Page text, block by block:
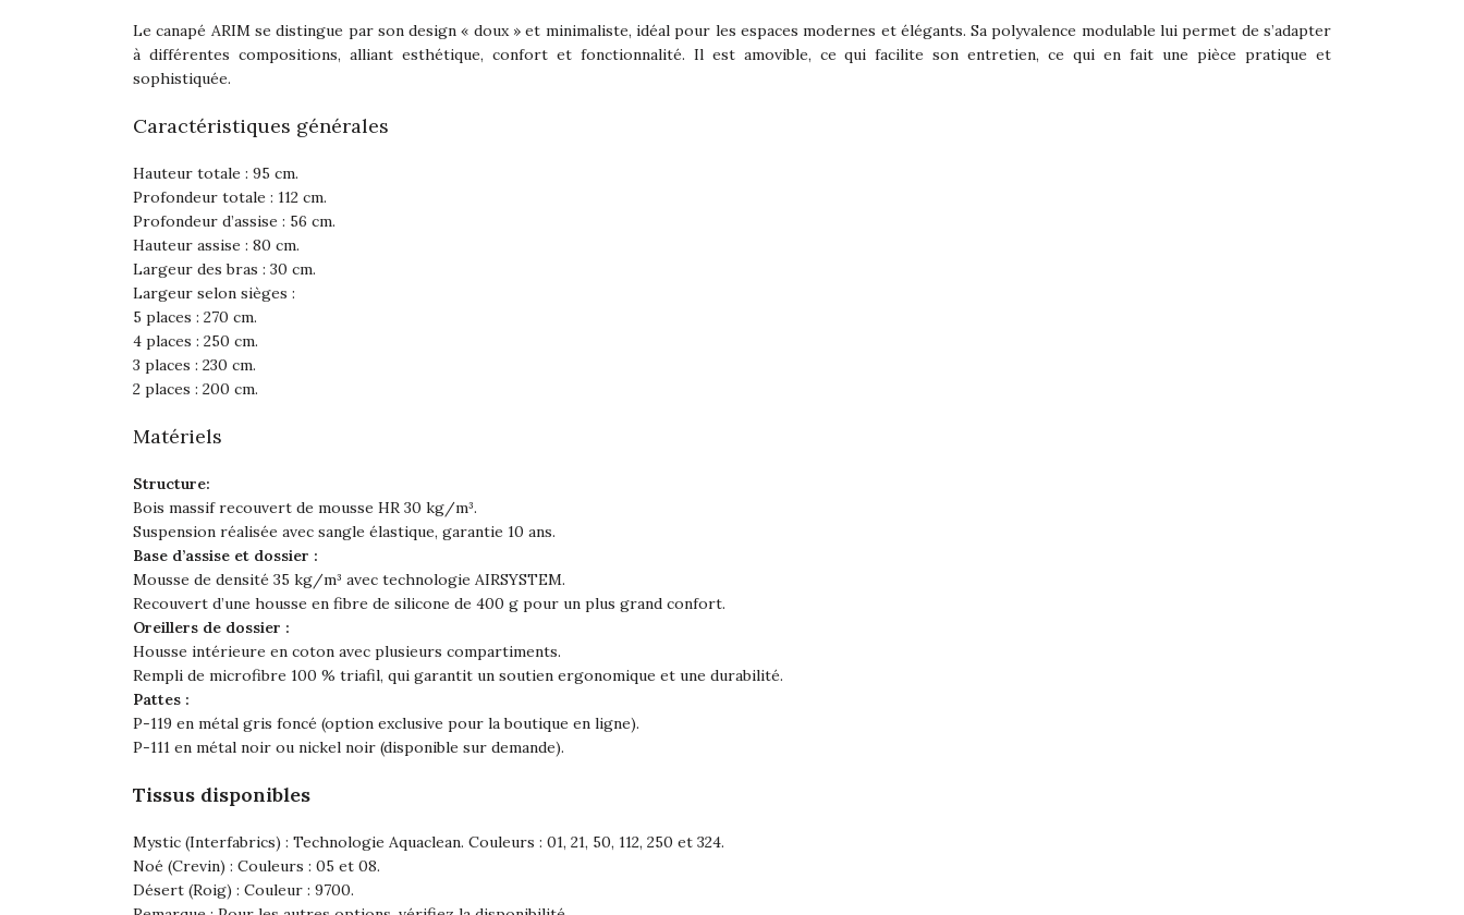
Le canapé ARIM se distingue par son design « doux » et minimaliste, idéal pour les espaces modernes et élégants. Sa polyvalence modulable lui permet de s’adapter
à différentes compositions, alliant esthétique, confort et fonctionnalité. Il est amovible, ce qui facilite son entretien, ce qui en fait une pièce pratique et
sophistiquée.
Caractéristiques générales
Hauteur totale : 95 cm.
Profondeur totale : 112 cm.
Profondeur d’assise : 56 cm.
Hauteur assise : 80 cm.
Largeur des bras : 30 cm.
Largeur selon sièges :
5 places : 270 cm.
4 places : 250 cm.
3 places : 230 cm.
2 places : 200 cm.
Matériels
Structure:
Bois massif recouvert de mousse HR 30 kg/m³.
Suspension réalisée avec sangle élastique, garantie 10 ans.
Base d’assise et dossier :
Mousse de densité 35 kg/m³ avec technologie AIRSYSTEM.
Recouvert d’une housse en fibre de silicone de 400 g pour un plus grand confort.
Oreillers de dossier :
Housse intérieure en coton avec plusieurs compartiments.
Rempli de microfibre 100 % triafil, qui garantit un soutien ergonomique et une durabilité.
Pattes :
P-119 en métal gris foncé (option exclusive pour la boutique en ligne).
P-111 en métal noir ou nickel noir (disponible sur demande).
Tissus disponibles
Mystic (Interfabrics) : Technologie Aquaclean. Couleurs : 01, 21, 50, 112, 250 et 324.
Noé (Crevin) : Couleurs : 05 et 08.
Désert (Roig) : Couleur : 9700.